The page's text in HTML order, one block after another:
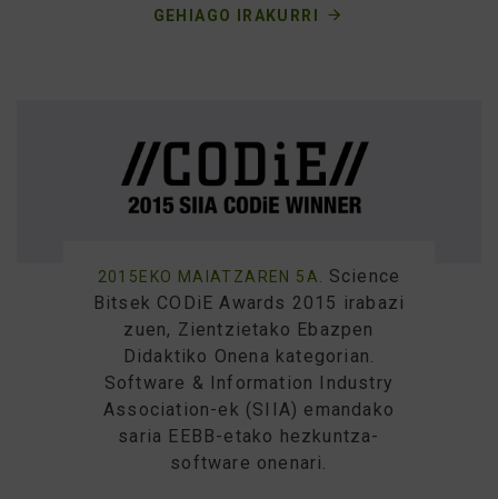
GEHIAGO IRAKURRI
2015EKO MAIATZAREN 5A. Science
Bitsek CODiE Awards 2015 irabazi
zuen, Zientzietako Ebazpen
Didaktiko Onena kategorian.
Software & Information Industry
Association-ek (SIIA) emandako
saria EEBB-etako hezkuntza-
software onenari.